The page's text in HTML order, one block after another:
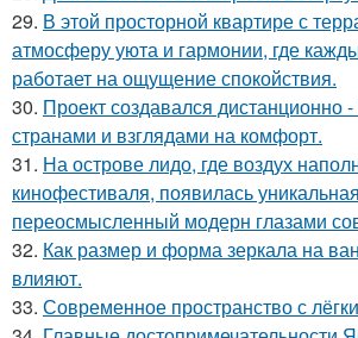
29. В этой просторной квартире с
атмосферу уюта и гармонии, где
работает на ощущение спокойствия.
30. Проект создавался дистанционно
странами и взглядами на комфорт.
31. На острове лидо, где воздух
кинофестиваля, появилась
переосмысленный модерн глазами
32. Как размер и форма зеркала на
влияют.
33. Современное пространство с